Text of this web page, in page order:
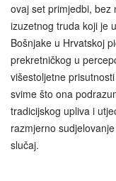
ovaj set primjedbi, bez
izuzetnog truda koji je
Bošnjake u Hrvatskoj
prekretničkog u
višestoljetne
svime što ona
tradicijskog upliva i
razmjerno
slučaj.